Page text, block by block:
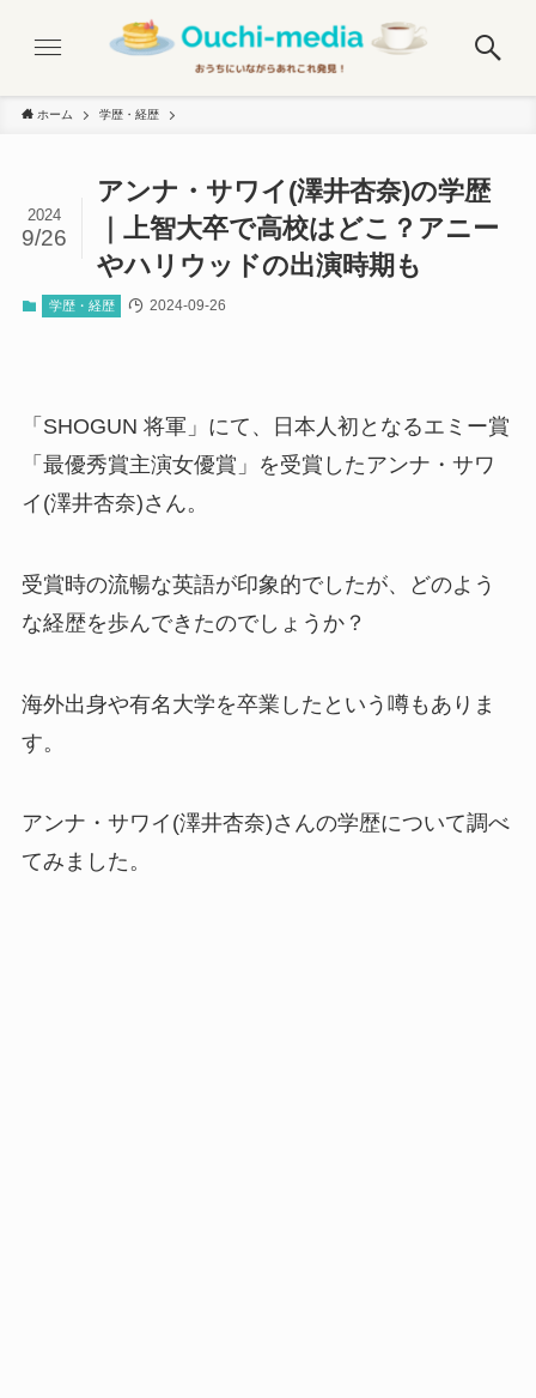
ホーム 学歴・経歴
アンナ・サワイ(澤井杏奈)の学歴
｜上智大卒で高校はどこ？アニー
やハリウッドの出演時期も
2024
9/26
学歴・経歴 2024-09-26
「SHOGUN 将軍」にて、日本人初となるエミー賞
「最優秀賞主演女優賞」を受賞したアンナ・サワ
イ(澤井杏奈)さん。
受賞時の流暢な英語が印象的でしたが、どのよう
な経歴を歩んできたのでしょうか？
海外出身や有名大学を卒業したという噂もありま
す。
アンナ・サワイ(澤井杏奈)さんの学歴について調べ
てみました。